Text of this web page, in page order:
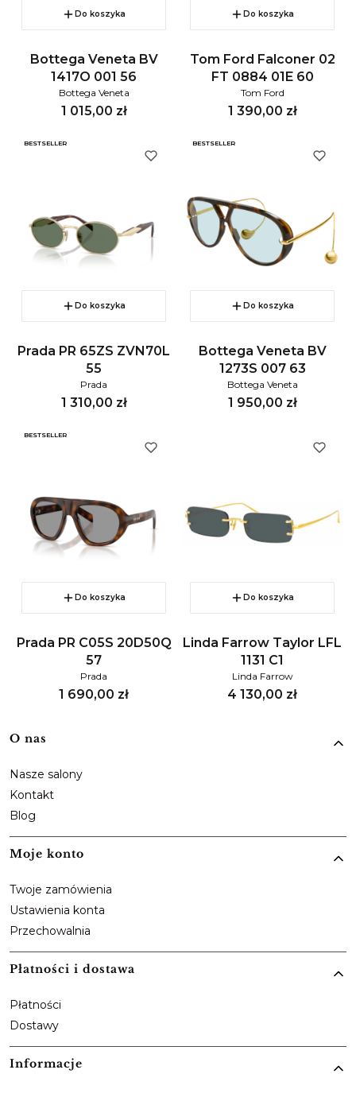
Do koszyka
Bottega Veneta BV
1417O 001 56
Bottega Veneta
Cena
1 015,00 zł
Do koszyka
Tom Ford Falconer 02
FT 0884 01E 60
Tom Ford
Cena
1 390,00 zł
BESTSELLER
Do koszyka
Prada PR 65ZS ZVN70L
55
Prada
Cena
1 310,00 zł
BESTSELLER
Do koszyka
Bottega Veneta BV
1273S 007 63
Bottega Veneta
Cena
1 950,00 zł
BESTSELLER
Do koszyka
Prada PR C05S 20D50Q
57
Prada
Cena
1 690,00 zł
Do koszyka
Linda Farrow Taylor LFL
1131 C1
Linda Farrow
Cena
4 130,00 zł
Linki w stopce
O nas
Nasze salony
Kontakt
Blog
Moje konto
Twoje zamówienia
Ustawienia konta
Przechowalnia
Płatności i dostawa
Płatności
Dostawy
Informacje